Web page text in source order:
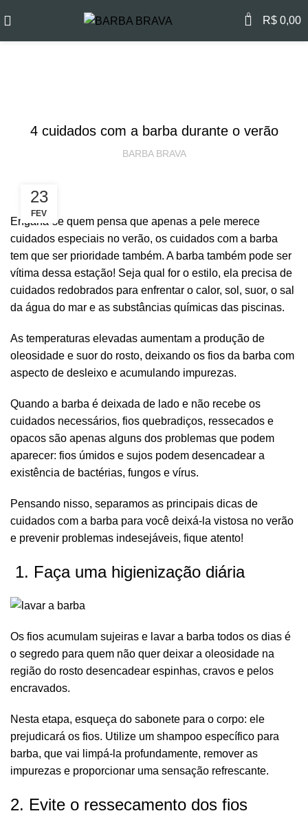
0 R$ 0,00
4 cuidados com a barba durante o verão
BARBA BRAVA
23
FEV
Engana-se quem pensa que apenas a pele merece
cuidados especiais no verão, os cuidados com a barba
tem que ser prioridade também. A barba também pode ser
vítima dessa estação! Seja qual for o estilo, ela precisa de
cuidados redobrados para enfrentar o calor, sol, suor, o sal
da água do mar e as substâncias químicas das piscinas.
As temperaturas elevadas aumentam a produção de
oleosidade e suor do rosto, deixando os fios da barba com
aspecto de desleixo e acumulando impurezas.
Quando a barba é deixada de lado e não recebe os
cuidados necessários, fios quebradiços, ressecados e
opacos são apenas alguns dos problemas que podem
aparecer: fios úmidos e sujos podem desencadear a
existência de bactérias, fungos e vírus.
Pensando nisso, separamos as principais dicas de
cuidados com a barba para você deixá-la vistosa no verão
e prevenir problemas indesejáveis, fique atento!
1. Faça uma higienização diária
Os fios acumulam sujeiras e lavar a barba todos os dias é
o segredo para quem não quer deixar a oleosidade na
região do rosto desencadear espinhas, cravos e pelos
encravados.
Nesta etapa, esqueça do sabonete para o corpo: ele
prejudicará os fios. Utilize um shampoo específico para
barba, que vai limpá-la profundamente, remover as
impurezas e proporcionar uma sensação refrescante.
2. Evite o ressecamento dos fios